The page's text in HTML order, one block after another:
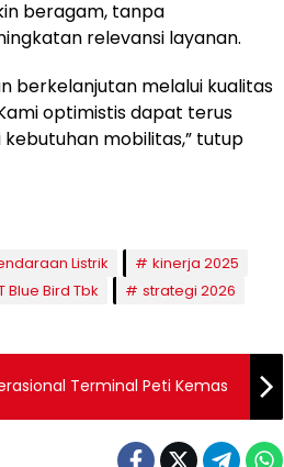
beragam, tanpa
relevansi layanan.
berkelanjutan melalui kualitas
optimistis dapat terus
mobilitas,” tutup
Listrik
kinerja 2025
Blue Bird Tbk
strategi 2026
Terminal Peti Kemas